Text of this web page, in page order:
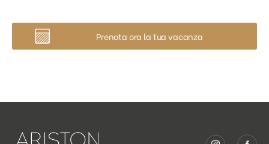
Prenota ora la tua vacanza